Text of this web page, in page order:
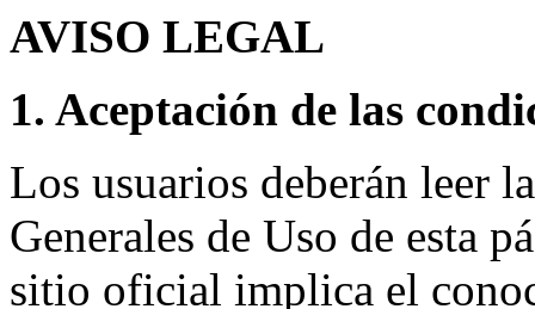
AVISO LEGAL
1. Aceptación de las
Los usuarios deberán leer
Generales de Uso de esta
sitio oficial implica el